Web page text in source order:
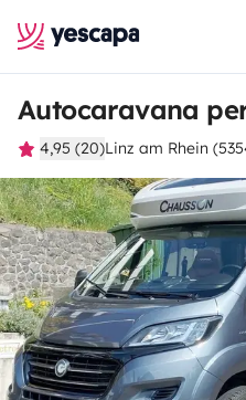
4,95 (20)Linz am Rhein